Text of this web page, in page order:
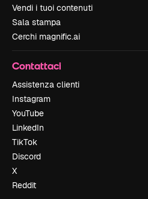
Vendi i tuoi contenuti
Sala stampa
Cerchi magnific.ai
Contattaci
Assistenza clienti
Instagram
YouTube
LinkedIn
TikTok
Discord
X
Reddit